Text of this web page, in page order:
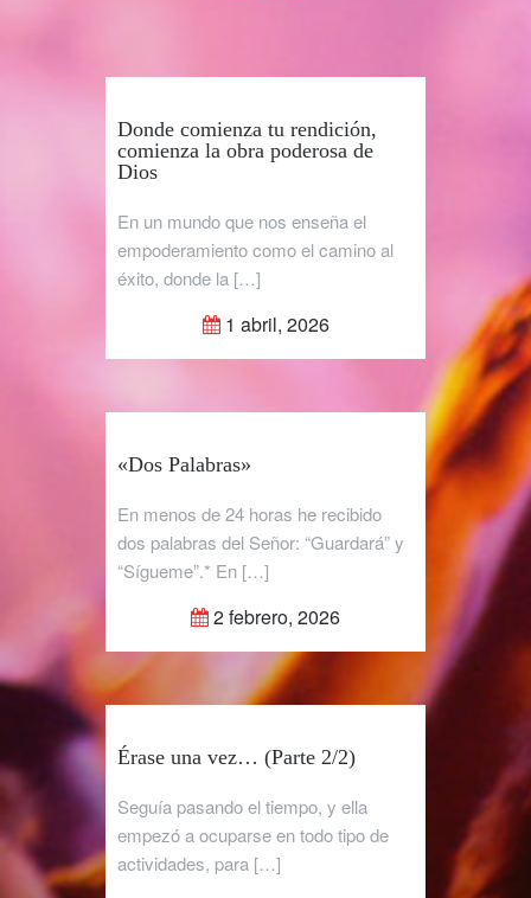
Donde comienza tu rendición,
comienza la obra poderosa de
Dios
En un mundo que nos enseña el
empoderamiento como el camino al
éxito, donde la […]
1 abril, 2026
«Dos Palabras»
En menos de 24 horas he recibido
dos palabras del Señor: “Guardará” y
“Sígueme”.* En […]
2 febrero, 2026
Érase una vez… (Parte 2/2)
Seguía pasando el tiempo, y ella
empezó a ocuparse en todo tipo de
actividades, para […]